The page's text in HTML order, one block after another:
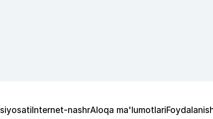
Internet-nashrAloqa ma'lumotlari